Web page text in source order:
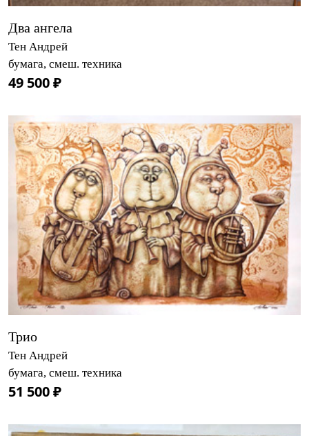
Два ангела
Тен Андрей
бумага, смеш. техника
49 500 ₽
Трио
Тен Андрей
бумага, смеш. техника
51 500 ₽